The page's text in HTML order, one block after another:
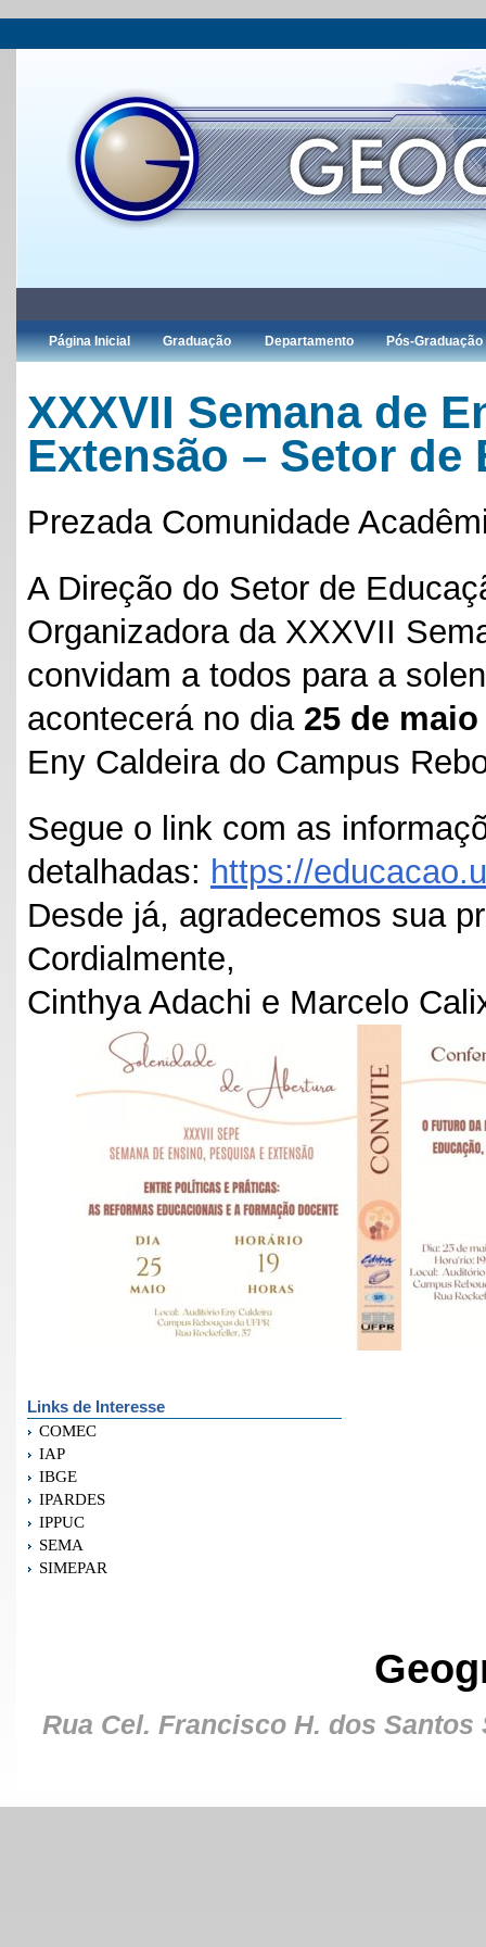
Página Inicial Graduação Departamento Pós-Graduação
XXXVII Semana de
Extensão – Setor de
Prezada Comunidade
A Direção do Setor de
Organizadora da XXXVII
convidam a todos para a
acontecerá no dia 25 de
Eny Caldeira do Campus
Segue o link com as
detalhadas: https://
Desde já, agradecemos sua
Cordialmente,
Cinthya Adachi e Marcelo
Links de Interesse
COMEC
IAP
IBGE
IPARDES
IPPUC
SEMA
SIMEPAR
Rua Cel. Francisco H. dos